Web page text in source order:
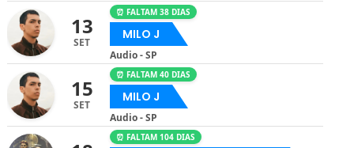
13
SET
⏰ FALTAM 38 DIAS
MILO J
Audio - SP
15
SET
⏰ FALTAM 40 DIAS
MILO J
Audio - SP
⏰ FALTAM 104 DIAS